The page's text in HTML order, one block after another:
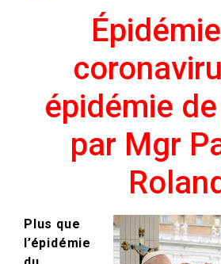
épidémie
par Mgr
Plus que
l’épidémie